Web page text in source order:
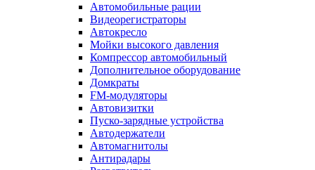
Автомобильные рации
Видеорегистраторы
Автокресло
Мойки высокого давления
Компрессор автомобильный
Дополнительное оборудование
Домкраты
FM-модуляторы
Автовизитки
Пуско-зарядные устройства
Автодержатели
Автомагнитолы
Антирадары